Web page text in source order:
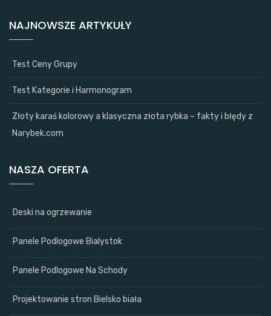
NAJNOWSZE ARTYKUŁY
Test Ceny Grupy
Test Kategorie i Harmonogram
Złoty karaś kolorowy a klasyczna złota rybka – fakty i błędy z
Narybek.com
NASZA OFERTA
Deski na ogrzewanie
Panele Podlogowe Bialystok
Panele Podlogowe Na Schody
Projektowanie stron Bielsko biała